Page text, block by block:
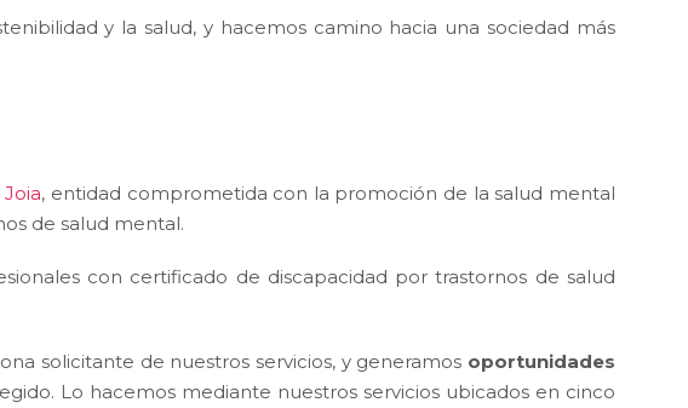
y la salud, y hacemos camino hacia una sociedad más
, entidad comprometida con la promoción de la salud mental
de salud mental.
con certificado de discapacidad por trastornos de salud
solicitante de nuestros servicios, y generamos oportunidades
Lo hacemos mediante nuestros servicios ubicados en cinco